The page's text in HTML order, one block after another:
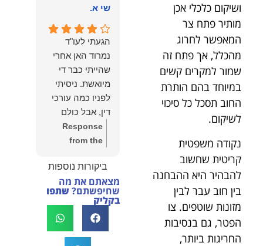
ושיקום כלכלי אכן
מותיר פתח צר
המאפשר לחרוג
מהכלל, אך פתח זה
שמור למקרים קשים
במיוחד בהם הותרת
החוב תסכל כל סיכוי
לשיקום.
נקודה משפטית
קריטית שחשוב
להבהיר היא ההבחנה
בין חוב עבר לבין
מזונות שוטפים. צו
הפטר, גם בנסיבות
החריגות ביותר,
משרד עורכי דין
ונוטריון
יהודה, תודה
שמחנו מאוד
לשמוע שהייעוץ
עזר לך ושהיית
מרוצה.
מבחינתנו הוגנות
ומקצועיות הן
מעל הכל. נשמח
תמיד לעמוד
לרשותך בהמשך
שי א.
הגעתי לעו"ד
נמרוד האן אחרי
שהייתי כבר די
מיואשת. ניסיתי
לפניו כמה עורכי
דין, אבל כולם
נרתעו כי היה
מדובר בנושא
וסירבו לקחת
אותו.לאחר
שסיפרתי בקצרה
המקרה, הוא
החליט לייצג אותי
Response
from the
רבה על המילים
החמות ועל
האמון. שמחנו
לעמוד לצידך,
במיוחד בתיק לא
פשוט, ומאחלים
ביקורות נוספות
מצאתם את מה
שחיפשתם? שתפו
בקליק